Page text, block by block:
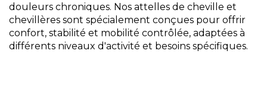
douleurs chroniques. Nos attelles de cheville et
chevillères sont spécialement conçues pour offrir
confort, stabilité et mobilité contrôlée, adaptées à
différents niveaux d'activité et besoins spécifiques.